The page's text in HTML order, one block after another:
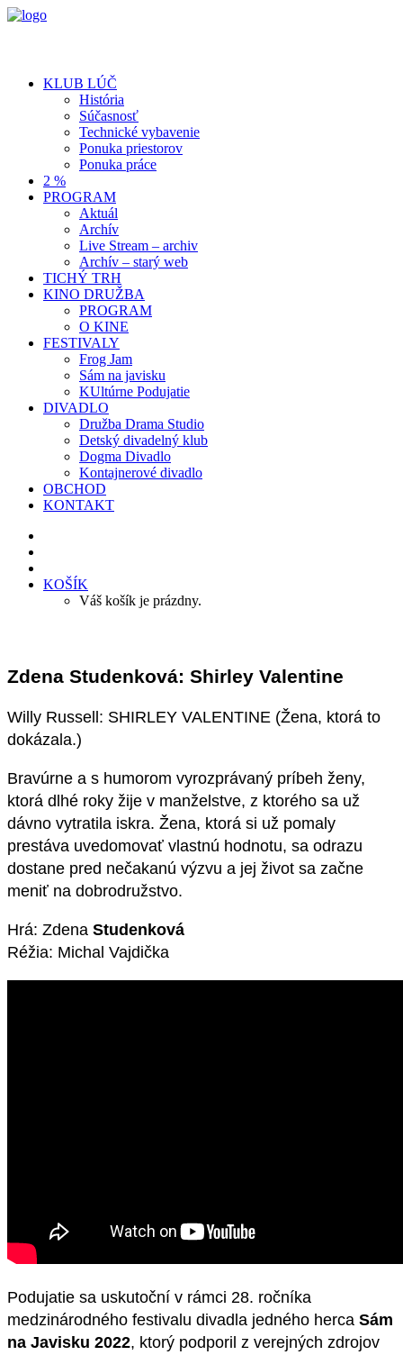
KLUB LÚČ
História
Súčasnosť
Technické vybavenie
Ponuka priestorov
Ponuka práce
2 %
PROGRAM
Aktuál
Archív
Live Stream – archiv
Archív – starý web
TICHÝ TRH
KINO DRUŽBA
PROGRAM
O KINE
FESTIVALY
Frog Jam
Sám na javisku
KUltúrne Podujatie
DIVADLO
Družba Drama Studio
Detský divadelný klub
Dogma Divadlo
Kontajnerové divadlo
OBCHOD
KONTAKT
KOŠÍK
Váš košík je prázdny.
Zdena Studenková: Shirley Valentine
Willy Russell: SHIRLEY VALENTINE (Žena, ktorá to
dokázala.)
Bravúrne a s humorom vyrozprávaný príbeh ženy,
ktorá dlhé roky žije v manželstve, z ktorého sa už
dávno vytratila iskra. Žena, ktorá si už pomaly
prestáva uvedomovať vlastnú hodnotu, sa odrazu
dostane pred nečakanú výzvu a jej život sa začne
meniť na dobrodružstvo.
Hrá: Zdena Studenková
Réžia: Michal Vajdička
Podujatie sa uskutoční v rámci 28. ročníka
medzinárodného festivalu divadla jedného herca Sám
na Javisku 2022, ktorý podporil z verejných zdrojov